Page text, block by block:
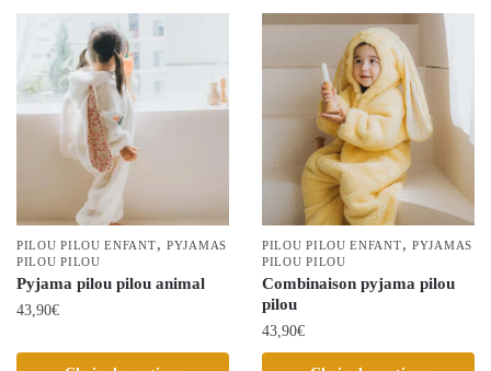
plusieurs
options
peuvent
la
page
plusieurs
choisies
la
page
du
produit
PILOU PILOU ENFANT,PYJAMAS
PILOU PILOU
Pyjama pilou pilou animal
43,90€
PILOU PILOU ENFANT,PYJAMAS
PILOU PILOU
Combinaison pyjama pilou
pilou
43,90€